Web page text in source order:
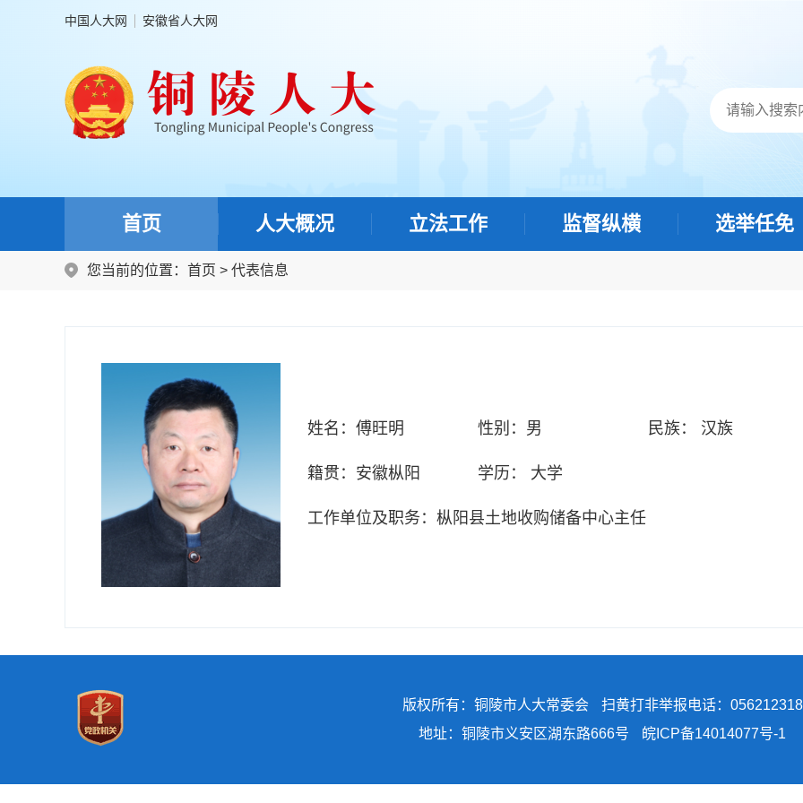
中国人大网 安徽省人大网
首页 人大概况 立法工作 监督纵横 选举任免
您当前的位置： 首页 > 代表信息
姓名： 傅旺明 性别： 男 民族： 汉族
籍贯： 安徽枞阳 学历： 大学
工作单位及职务： 枞阳县土地收购储备中心主任
版权所有：铜陵市人大常委会
扫黄打非举报电话：056212318
地址：铜陵市义安区湖东路666号
皖ICP备14014077号-1